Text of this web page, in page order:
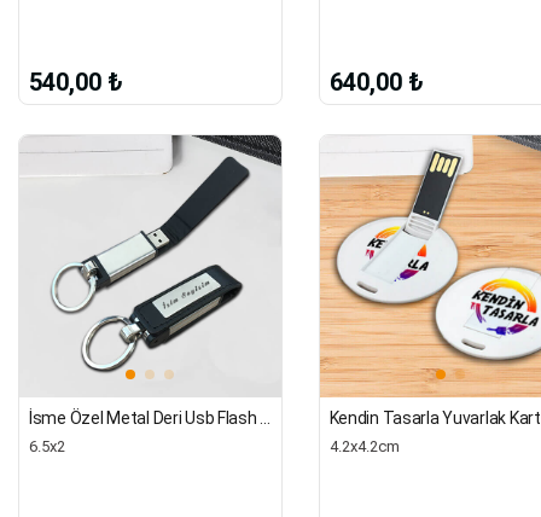
540,00 ₺ 640,00 ₺
İsme Özel Metal Deri Usb Flash Bellek | 32 Gb
6.5x2 4.2x4.2cm